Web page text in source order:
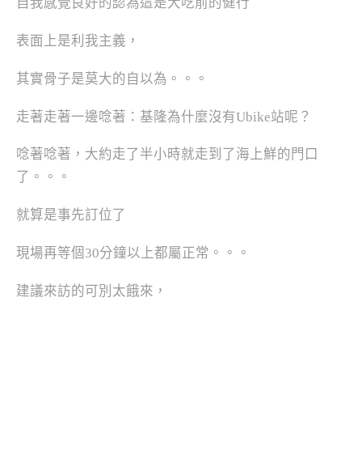
自我感覺良好的認為這是大吃前的健行
表面上是利我主義，
其實骨子是莫大的自以為。。。
走著走著一邊唸著：基隆為什麼沒有Ubike站呢？
唸著唸著，大約走了半小時就走到了海上鮮的門口
了。。。
就算是事先訂位了
現場再等個30分鐘以上都屬正常。。。
建議來訪的可別太餓來，